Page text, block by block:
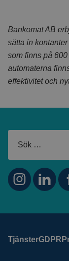
Bankomat AB
sätta in
som finns på
automaterna
effektivitet och
TjänsterGDPR